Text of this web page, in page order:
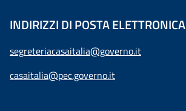
INDIRIZZI DI POSTA ELETTRONICA
segreteriacasaitalia@governo.it
casaitalia@pec.governo.it